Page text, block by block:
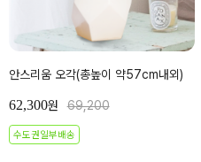
안스리움 오각(총높이 약57cm내외)
62,300원 69,200
수도권일부배송